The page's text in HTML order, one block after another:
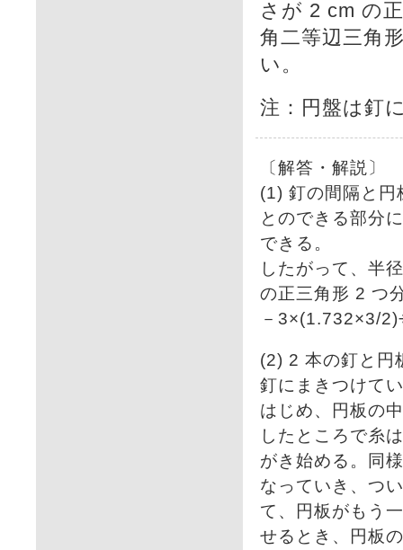
さが 2 cm の
角二等辺三角
い。
注：円盤は釘
〔解答・解説〕
(1) 釘の間隔と円
とのできる部分
できる。
したがって、半
の正三角形 2 つ
－3×(1.732×3/
(2) 2 本の釘と円
釘にまきつけて
はじめ、円板の
したところで糸
がき始める。同
なっていき、つ
て、円板がもう
せるとき、円板